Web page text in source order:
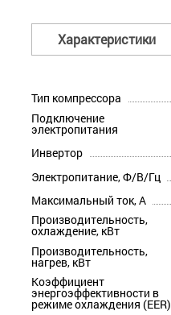
Характеристики
Тип компрессора
Подключение
электропитания
Инвертор
Электропитание, Ф/В/Гц
Максимальный ток, А
Производительность,
охлаждение, кВт
Производительность,
нагрев, кВт
Коэффициент
энергоэффективности в
режиме охлаждения (EER)